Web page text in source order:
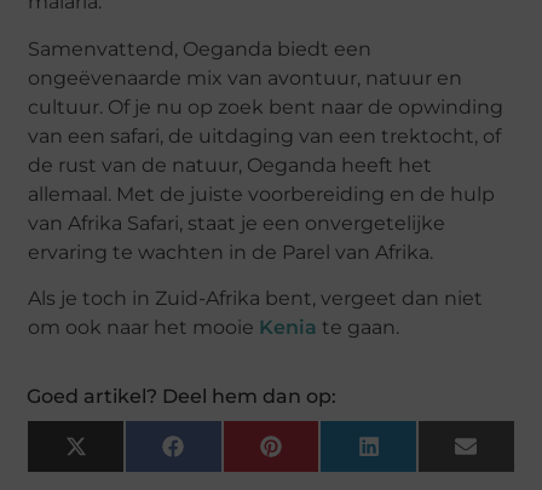
Samenvattend, Oeganda biedt een
ongeëvenaarde mix van avontuur, natuur en
cultuur. Of je nu op zoek bent naar de opwinding
van een safari, de uitdaging van een trektocht, of
de rust van de natuur, Oeganda heeft het
allemaal. Met de juiste voorbereiding en de hulp
van Afrika Safari, staat je een onvergetelijke
ervaring te wachten in de Parel van Afrika.
Als je toch in Zuid-Afrika bent, vergeet dan niet
om ook naar het mooie Kenia te gaan.
Goed artikel? Deel hem dan op:
X
(Twitter)
FacebookPinterestLinkedInEmail